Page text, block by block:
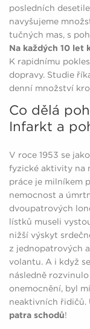
posledních
navyšujeme
tučných mas, s
Na každých 10 let
K rapidnímu
dopravy. Studie
denní množství
Co dělá
Infarkt a
V roce 1953 se
fyzické aktivity na
práce je milníkem
nemocnost a
dvoupatrových
lístků museli
nižší výskyt
z jednopatrových
volantu. A i když
následně
onemocnění, byl
neaktivních řidičů.
patra schodů!